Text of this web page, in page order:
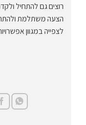
רוצים גם להתחיל
הצעה משתלמת
לצפייה במגוון